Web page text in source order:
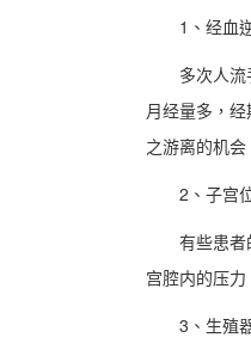
1、经血
多次人流手
月经量多，
之游离的机会
2、子宫
有些患者的
宫腔内的压
3、生殖